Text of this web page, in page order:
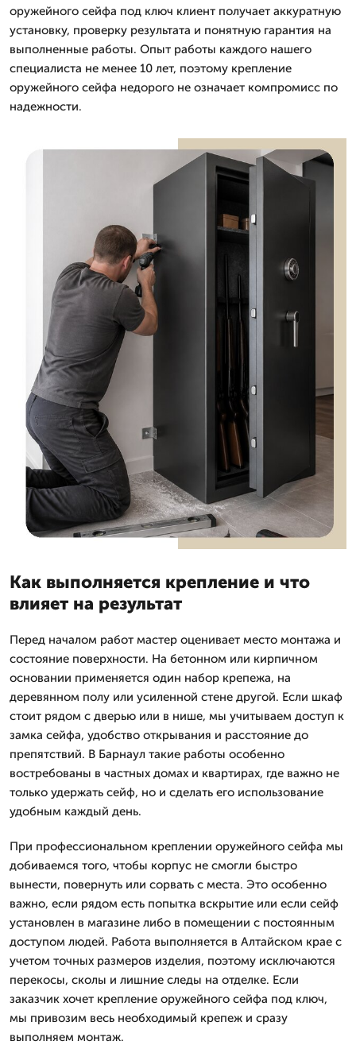
оружейного сейфа под ключ клиент получает аккуратную
установку, проверку результата и понятную гарантия на
выполненные работы. Опыт работы каждого нашего
специалиста не менее 10 лет, поэтому крепление
оружейного сейфа недорого не означает компромисс по
надежности.
Как выполняется крепление и что
влияет на результат
Перед началом работ мастер оценивает место монтажа и
состояние поверхности. На бетонном или кирпичном
основании применяется один набор крепежа, на
деревянном полу или усиленной стене другой. Если шкаф
стоит рядом с дверью или в нише, мы учитываем доступ к
замка сейфа, удобство открывания и расстояние до
препятствий. В Барнаул такие работы особенно
востребованы в частных домах и квартирах, где важно не
только удержать сейф, но и сделать его использование
удобным каждый день.
При профессиональном креплении оружейного сейфа мы
добиваемся того, чтобы корпус не смогли быстро
вынести, повернуть или сорвать с места. Это особенно
важно, если рядом есть попытка вскрытие или если сейф
установлен в магазине либо в помещении с постоянным
доступом людей. Работа выполняется в Алтайском крае с
учетом точных размеров изделия, поэтому исключаются
перекосы, сколы и лишние следы на отделке. Если
заказчик хочет крепление оружейного сейфа под ключ,
мы привозим весь необходимый крепеж и сразу
выполняем монтаж.